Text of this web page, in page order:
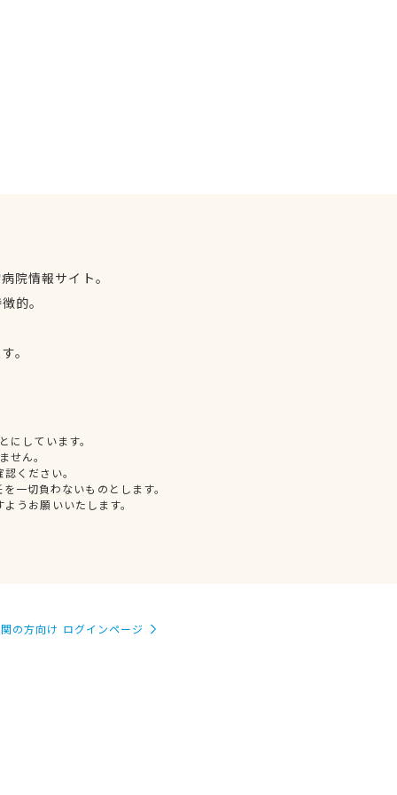
院情報サイト。
的。
。
しています。
せん。
ください。
一切負わないものとします。
うお願いいたします。
の方向け ログインページ